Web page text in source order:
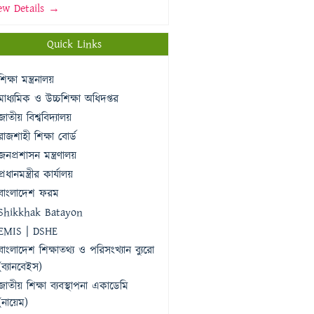
Details →
Quick Links
মন্ত্রনালয়
ও উচ্চশিক্ষা অধিদপ্তর
বিশ্ববিদ্যালয়
শিক্ষা বোর্ড
মন্ত্রণালয়
কার্যালয়
ফরম
Batayon
| DSHE
শিক্ষাতথ্য ও পরিসংখ্যান ব্যুরো
শিক্ষা ব্যবস্থাপনা একাডেমি